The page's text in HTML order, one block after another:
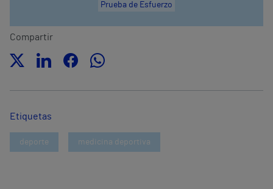
Prueba de Esfuerzo
Compartir
Etiquetas
deporte medicina deportiva